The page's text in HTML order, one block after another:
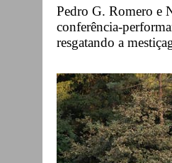
Pedro G. Romero e
conferência-
resgatando a